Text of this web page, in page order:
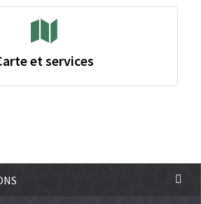
et services